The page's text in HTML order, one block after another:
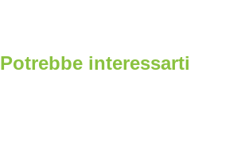
Potrebbe interessarti